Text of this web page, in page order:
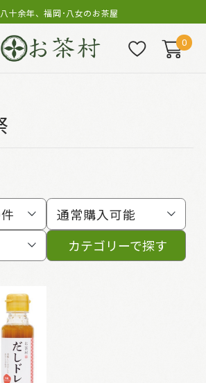
十余年、福岡･八女のお茶屋
0
通常購入可能
カテゴリーで探す